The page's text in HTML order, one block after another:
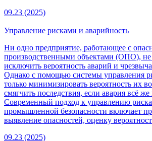
09.23 (2025)
Управление рисками и аварийность
Ни одно предприятие, работающее с
производственными объектами (ОПО),
исключить вероятность аварий и
Однако с помощью системы управления
только минимизировать вероятность их
смягчить последствия, если авария всё же
Современный подход к управлению
промышленной безопасности включает
выявление опасностей, оценку
09.23 (2025)